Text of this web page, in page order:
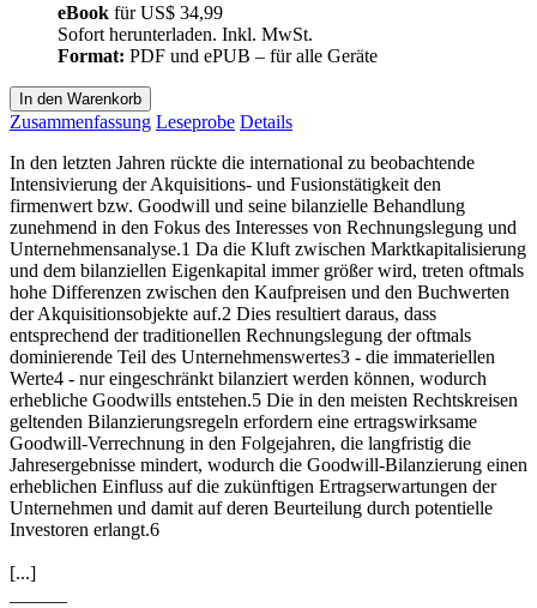
eBook fürUS$ 34,99
Sofort herunterladen. Inkl. MwSt.
Format: PDF und ePUB – für alle Geräte
In den Warenkorb
Zusammenfassung Leseprobe Details
In den letzten Jahren rückte die international zu beobachtende
Intensivierung der Akquisitions- und Fusionstätigkeit den
firmenwert bzw. Goodwill und seine bilanzielle Behandlung
zunehmend in den Fokus des Interesses von Rechnungslegung und
Unternehmensanalyse.1 Da die Kluft zwischen Marktkapitalisierung
und dem bilanziellen Eigenkapital immer größer wird, treten oftmals
hohe Differenzen zwischen den Kaufpreisen und den Buchwerten
der Akquisitionsobjekte auf.2 Dies resultiert daraus, dass
entsprechend der traditionellen Rechnungslegung der oftmals
dominierende Teil des Unternehmenswertes3 - die immateriellen
Werte4 - nur eingeschränkt bilanziert werden können, wodurch
erhebliche Goodwills entstehen.5 Die in den meisten Rechtskreisen
geltenden Bilanzierungsregeln erfordern eine ertragswirksame
Goodwill-Verrechnung in den Folgejahren, die langfristig die
Jahresergebnisse mindert, wodurch die Goodwill-Bilanzierung einen
erheblichen Einfluss auf die zukünftigen Ertragserwartungen der
Unternehmen und damit auf deren Beurteilung durch potentielle
Investoren erlangt.6
[...]